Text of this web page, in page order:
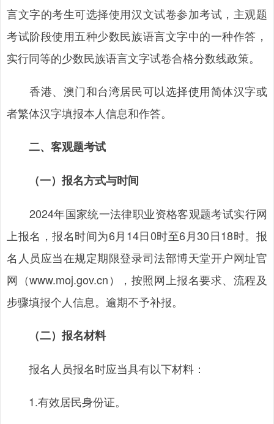
言文字的考生可选择使用汉文试卷参加考试，主观题
考试阶段使用五种少数民族语言文字中的一种作答，
实行同等的少数民族语言文字试卷合格分数线政策。
香港、澳门和台湾居民可以选择使用简体汉字或
者繁体汉字填报本人信息和作答。
二、客观题考试
（一）报名方式与时间
2024年国家统一法律职业资格客观题考试实行网
上报名，报名时间为6月14日0时至6月30日18时。报
名人员应当在规定期限登录司法部博天堂开户网址官
网（www.moj.gov.cn），按照网上报名要求、流程及
步骤填报个人信息。逾期不予补报。
（二）报名材料
报名人员报名时应当具有以下材料：
1.有效居民身份证。